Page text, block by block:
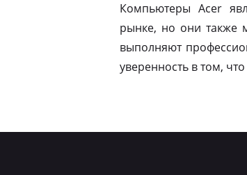
Компьютеры Acer
рынке, но они также
выполняют
уверенность в том,